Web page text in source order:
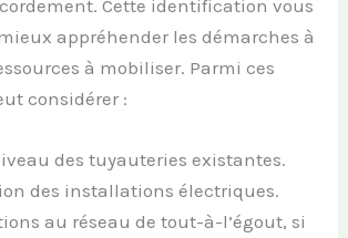
Cette identification vous
appréhender les démarches à
à mobiliser. Parmi ces
considérer :
des tuyauteries existantes.
des installations électriques.
au réseau de tout-à-l’égout, si